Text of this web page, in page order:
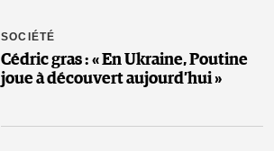
SOCIÉTÉ
Cédric gras : « En Ukraine, Poutine
joue à découvert aujourd’hui »